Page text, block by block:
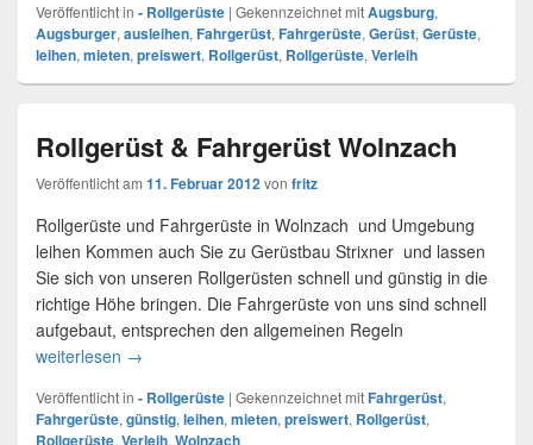
Veröffentlicht in - Rollgerüste | Gekennzeichnet mitAugsburg,
Augsburger, ausleihen, Fahrgerüst, Fahrgerüste, Gerüst, Gerüste,
leihen, mieten, preiswert, Rollgerüst, Rollgerüste, Verleih
Rollgerüst & Fahrgerüst Wolnzach
Veröffentlicht am 11. Februar 2012von fritz
Rollgerüste und Fahrgerüste in Wolnzach und Umgebung
leihen Kommen auch Sie zu Gerüstbau Strixner und lassen
Sie sich von unseren Rollgerüsten schnell und günstig in die
richtige Höhe bringen. Die Fahrgerüste von uns sind schnell
aufgebaut, entsprechen den allgemeinen Regeln
weiterlesen Rollgerüst & Fahrgerüst Wolnzach
→
Veröffentlicht in - Rollgerüste | Gekennzeichnet mitFahrgerüst,
Fahrgerüste, günstig, leihen, mieten, preiswert, Rollgerüst,
Rollgerüste, Verleih, Wolnzach